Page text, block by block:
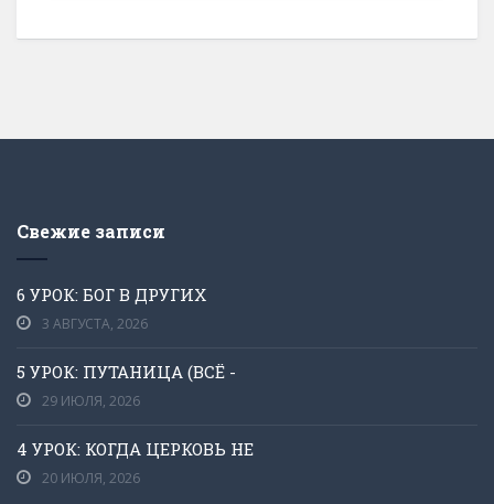
Свежие записи
6 УРОК: БОГ В ДРУГИХ
3 АВГУСТА, 2026
5 УРОК: ПУТАНИЦА (ВСЁ -
29 ИЮЛЯ, 2026
4 УРОК: КОГДА ЦЕРКОВЬ НЕ
20 ИЮЛЯ, 2026